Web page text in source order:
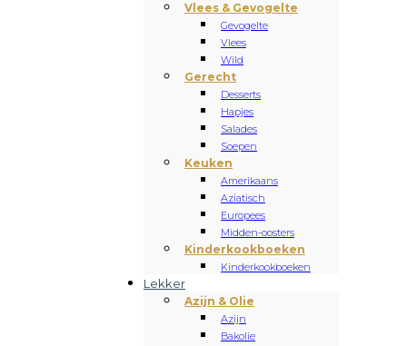
Vlees & Gevogelte
Gevogelte
Vlees
Wild
Gerecht
Desserts
Hapjes
Salades
Soepen
Keuken
Amerikaans
Aziatisch
Europees
Midden-oosters
Kinderkookboeken
Kinderkookboeken
Lekker
Azijn & Olie
Azijn
Bakolie